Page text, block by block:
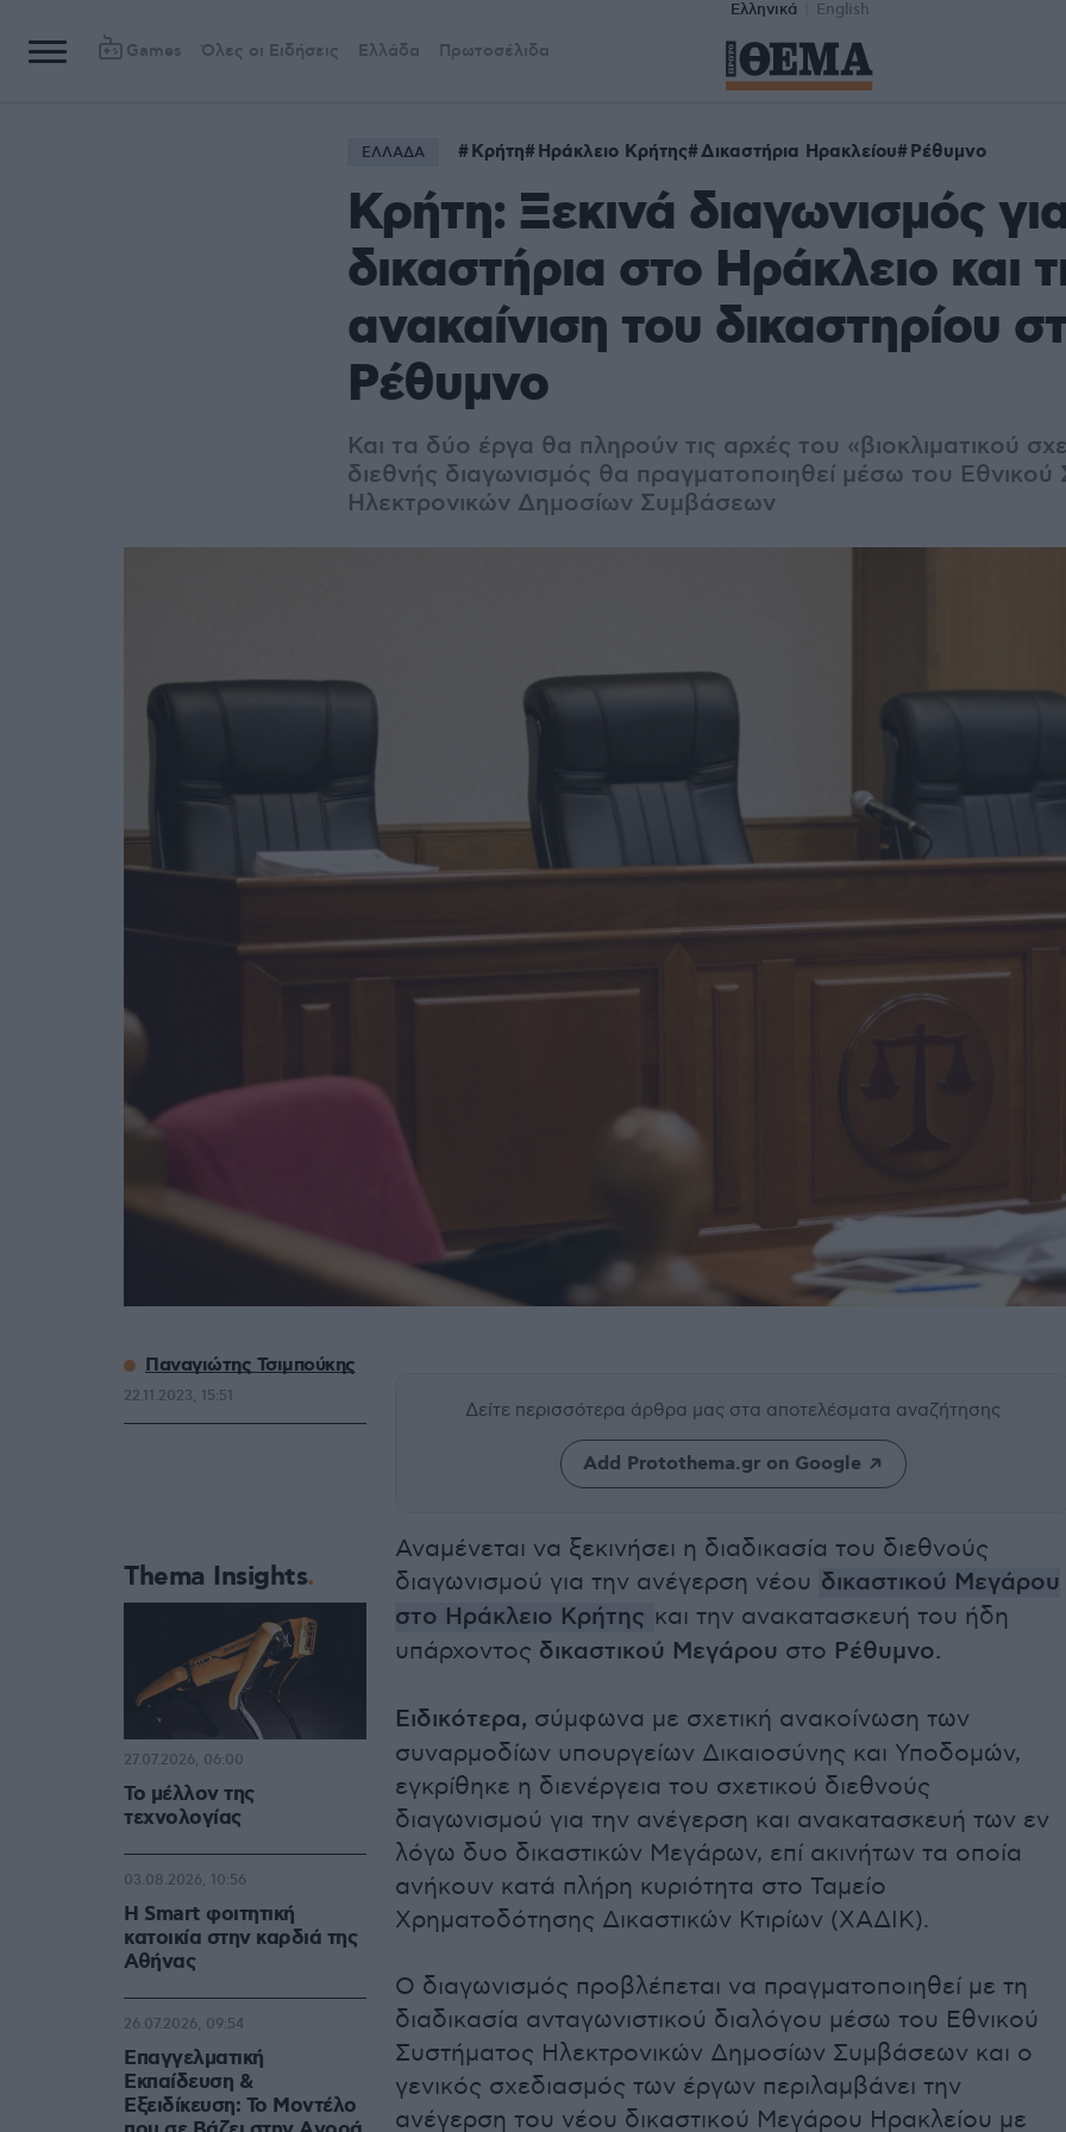
Ελληνικά English
Games Όλες οι Ειδήσεις Ελλάδα Πρωτοσέλιδα
ΕΛΛΑΔΑ Κρήτη Ηράκλειο Κρήτης Δικαστήρια Ηρακλείου Ρέθυμνο
Κρήτη: Ξεκινά διαγωνισμός
δικαστήρια στο Ηράκλειο και
ανακαίνιση του δικαστηρίου
Ρέθυμνο
Και τα δύο έργα θα πληρούν τις αρχές του «βιοκλιματικού
διεθνής διαγωνισμός θα πραγματοποιηθεί μέσω του
Ηλεκτρονικών Δημοσίων Συμβάσεων
Δείτε περισσότερα άρθρα μας στα αποτελέσματα αναζήτησης
Add Protothema.gr on Google
Αναμένεται να ξεκινήσει η διαδικασία του διεθνούς
διαγωνισμού για την ανέγερση νέου δικαστικού Μεγάρου
στο Ηράκλειο Κρήτης και την ανακατασκευή του ήδη
υπάρχοντος δικαστικού Μεγάρου στο Ρέθυμνο.
Ειδικότερα, σύμφωνα με σχετική ανακοίνωση των
συναρμοδίων υπουργείων Δικαιοσύνης και Υποδομών,
εγκρίθηκε η διενέργεια του σχετικού διεθνούς
διαγωνισμού για την ανέγερση και ανακατασκευή των εν
λόγω δυο δικαστικών Μεγάρων, επί ακινήτων τα οποία
ανήκουν κατά πλήρη κυριότητα στο Ταμείο
Χρηματοδότησης Δικαστικών Κτιρίων (ΧΑΔΙΚ).
Ο διαγωνισμός προβλέπεται να πραγματοποιηθεί με τη
διαδικασία ανταγωνιστικού διαλόγου μέσω του Εθνικού
Συστήματος Ηλεκτρονικών Δημοσίων Συμβάσεων και ο
γενικός σχεδιασμός των έργων περιλαμβάνει την
ανέγερση του νέου δικαστικού Μεγάρου Ηρακλείου με
Παναγιώτης Τσιμπούκης
22.11.2023, 15:51
Thema Insights
Το μέλλον της
τεχνολογίας
27.07.2026, 06:00
Η Smart φοιτητική
κατοικία στην καρδιά της
Αθήνας
03.08.2026, 10:56
Επαγγελματική
Εκπαίδευση &
Εξειδίκευση: Το Mοντέλο
26.07.2026, 09:54